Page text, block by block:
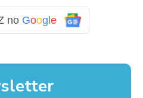
no Google